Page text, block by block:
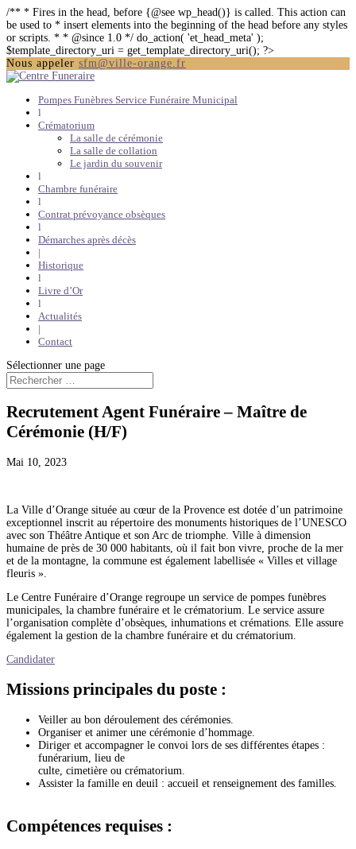
/** * Fires in the head, before {@see wp_head()} is called. This action can
be used to * insert elements into the beginning of the head before any styles
or scripts. * * @since 1.0 */ do_action( 'et_head_meta' );
$template_directory_uri = get_template_directory_uri(); ?>
Nous appeler sfm@ville-orange.fr
Pompes Funèbres Service Funéraire Municipal
l
Crématorium
La salle de cérémonie
La salle de collation
Le jardin du souvenir
l
Chambre funéraire
l
Contrat prévoyance obsèques
l
Démarches après décès
|
Historique
l
Livre d’Or
l
Actualités
|
Contact
Sélectionner une page
Recrutement Agent Funéraire – Maître de
Cérémonie (H/F)
Mai 10, 2023
La Ville d’Orange située au cœur de la Provence est dotée d’un patrimoine
exceptionnel inscrit au répertoire des monuments historiques de l’UNESCO
avec son Théâtre Antique et son Arc de triomphe. Ville à dimension
humaine de près de 30 000 habitants, où il fait bon vivre, proche de la mer
et de la montagne, la commune est également labellisée « Villes et village
fleuris ».
Le Centre Funéraire d’Orange regroupe un service de pompes funèbres
municipales, la chambre funéraire et le crématorium. Le service assure
l’organisation complète d’obsèques, inhumations et crémations. Elle assure
également la gestion de la chambre funéraire et du crématorium.
Candidater
Missions principales du poste :
Veiller au bon déroulement des cérémonies.
Organiser et animer une cérémonie d’hommage.
Diriger et accompagner le convoi lors de ses différentes étapes :
funérarium, lieu de
culte, cimetière ou crématorium.
Assister la famille en deuil : accueil et renseignement des familles.
Compétences requises :